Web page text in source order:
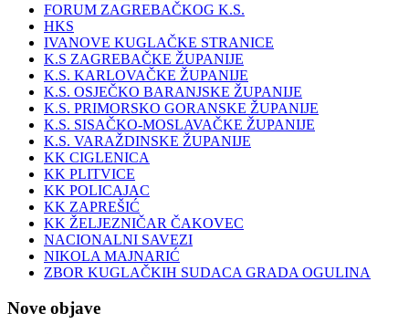
FORUM ZAGREBAČKOG K.S.
HKS
IVANOVE KUGLAČKE STRANICE
K.S ZAGREBAČKE ŽUPANIJE
K.S. KARLOVAČKE ŽUPANIJE
K.S. OSJEČKO BARANJSKE ŽUPANIJE
K.S. PRIMORSKO GORANSKE ŽUPANIJE
K.S. SISAČKO-MOSLAVAČKE ŽUPANIJE
K.S. VARAŽDINSKE ŽUPANIJE
KK CIGLENICA
KK PLITVICE
KK POLICAJAC
KK ZAPREŠIĆ
KK ŽELJEZNIČAR ČAKOVEC
NACIONALNI SAVEZI
NIKOLA MAJNARIĆ
ZBOR KUGLAČKIH SUDACA GRADA OGULINA
Nove objave